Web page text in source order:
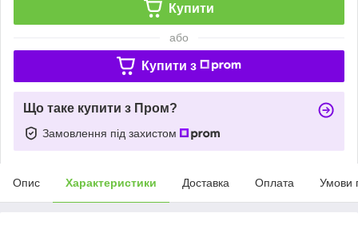
Купити
або
Купити з
Що таке купити з Пром?
Замовлення під захистом
Опис Характеристики Доставка Оплата Умови